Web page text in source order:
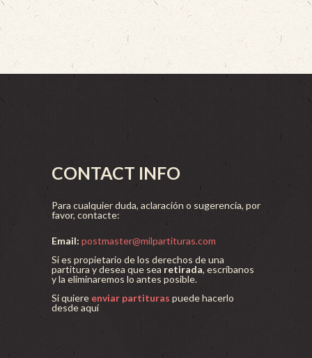
CONTACT INFO
Para cualquier duda, aclaración o sugerencia, por
favor, contacte:
Email: postmaster@milpartituras.com
Si es propietario de los derechos de una
partitura y desea que sea retirada, escríbanos
y la eliminaremos lo antes posible.
Si quiere enviar partituras puede hacerlo
desde aquí